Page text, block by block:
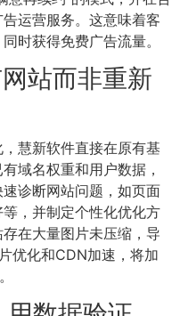
运营服务。这意味着客
时获得免费广告流量。
站而非重新
慧新软件直接在原有基
域名权重和用户数据，
诊断网站问题，如页面
，并制定个性化优化方
在大量图片未压缩，导
优化和CDN加速，将加